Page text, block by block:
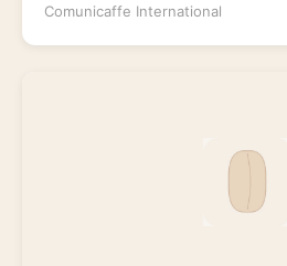
Comunicaffe International